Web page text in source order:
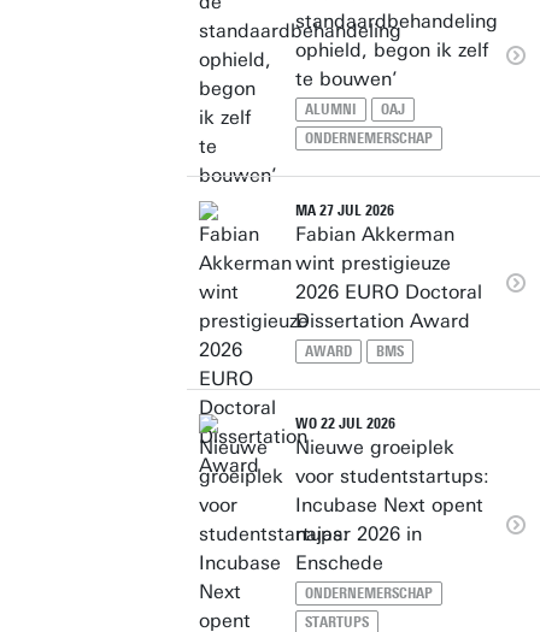
standaardbehandeling
ophield, begon ik zelf
te bouwen’
ALUMNI
OAJ
ONDERNEMERSCHAP
MA 27 JUL 2026
Fabian Akkerman
wint prestigieuze
2026 EURO Doctoral
Dissertation Award
AWARD BMS
WO 22 JUL 2026
Nieuwe groeiplek
voor studentstartups:
Incubase Next opent
najaar 2026 in
Enschede
ONDERNEMERSCHAP
STARTUPS